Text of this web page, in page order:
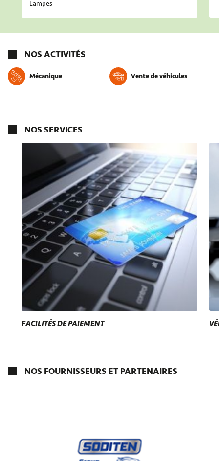
Lampes
NOS ACTIVITÉS
Mécanique Vente de véhicules
NOS SERVICES
FACILITÉS DE PAIEMENT
NOS FOURNISSEURS ET PARTENAIRES